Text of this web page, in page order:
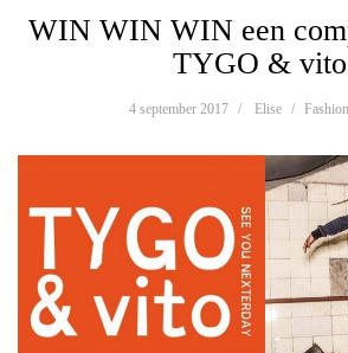
WIN WIN WIN een
TYGO &
4 september 2017 Elise